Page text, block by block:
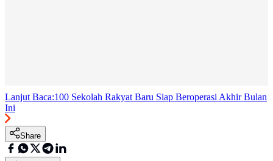
Lanjut Baca:100 Sekolah Rakyat Baru Siap Beroperasi Akhir Bulan
Ini
Share